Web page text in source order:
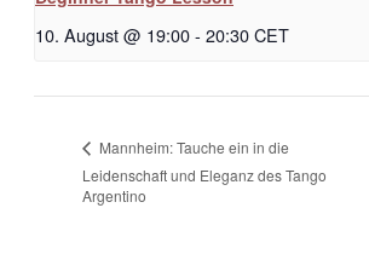
10. August @ 19:00- 20:30CET
Mannheim: Tauche ein in die
Leidenschaft und Eleganz des Tango
Argentino